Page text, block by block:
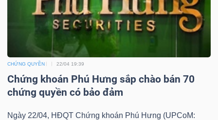
CHỨNG QUYỀN 22/04 19:39
Chứng khoán Phú Hưng sắp chào bán 70
chứng quyền có bảo đảm
Ngày 22/04, HĐQT Chứng khoán Phú Hưng (UPCoM:
BẤT
ĐỘNG